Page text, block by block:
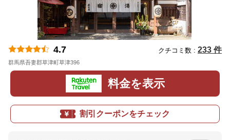
4.7 クチコミ数 : 233 件
群馬県吾妻郡草津町草津396
料金を表示
割引クーポンをチェック